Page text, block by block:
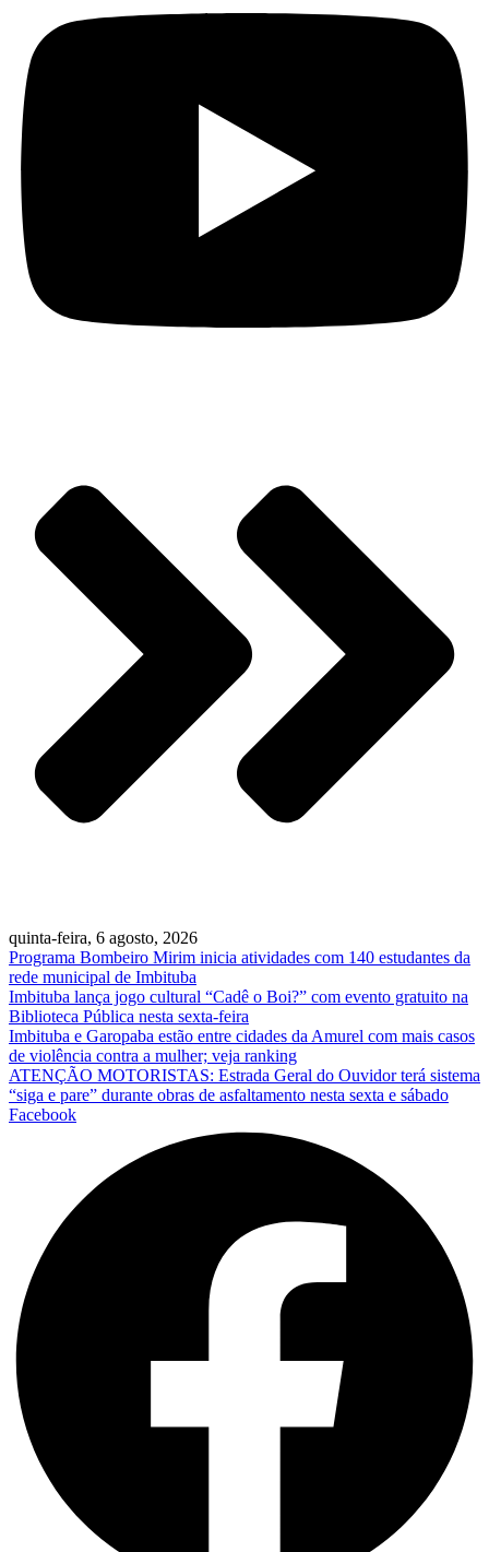
quinta-feira, 6 agosto, 2026
Programa Bombeiro Mirim inicia atividades com 140 estudantes da
rede municipal de Imbituba
Imbituba lança jogo cultural “Cadê o Boi?” com evento gratuito na
Biblioteca Pública nesta sexta-feira
Imbituba e Garopaba estão entre cidades da Amurel com mais casos
de violência contra a mulher; veja ranking
ATENÇÃO MOTORISTAS: Estrada Geral do Ouvidor terá sistema
“siga e pare” durante obras de asfaltamento nesta sexta e sábado
Facebook